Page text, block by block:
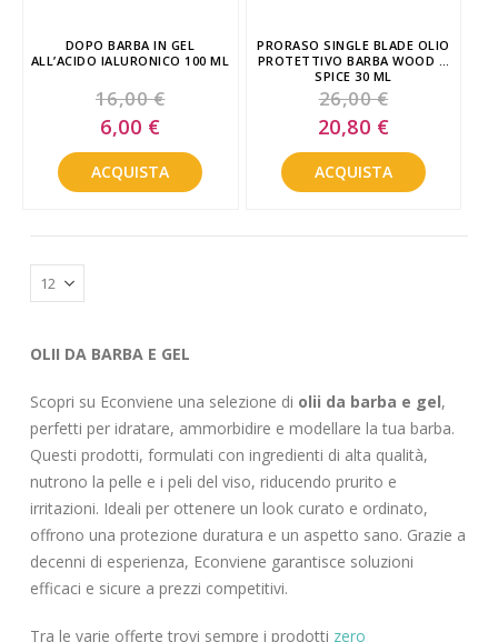
DOPO BARBA IN GEL
ALL’ACIDO IALURONICO 100 ML
16,00 €
Special
Price
6,00 €
ACQUISTA
PRORASO SINGLE BLADE OLIO
PROTETTIVO BARBA WOOD &
SPICE 30 ML
26,00 €
Special
Price
20,80 €
ACQUISTA
OLII DA BARBA E GEL
Scopri su Econviene una selezione di olii da barba e gel,
perfetti per idratare, ammorbidire e modellare la tua barba.
Questi prodotti, formulati con ingredienti di alta qualità,
nutrono la pelle e i peli del viso, riducendo prurito e
irritazioni. Ideali per ottenere un look curato e ordinato,
offrono una protezione duratura e un aspetto sano. Grazie a
decenni di esperienza, Econviene garantisce soluzioni
efficaci e sicure a prezzi competitivi.
Tra le varie offerte trovi sempre i prodotti zero